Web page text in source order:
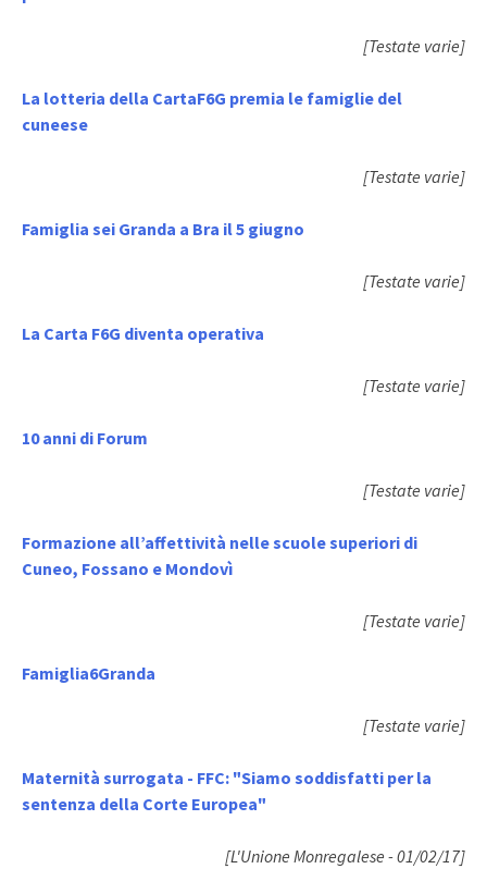
[Testate varie]
La lotteria della CartaF6G premia le famiglie del
cuneese
[Testate varie]
Famiglia sei Granda a Bra il 5 giugno
[Testate varie]
La Carta F6G diventa operativa
[Testate varie]
10 anni di Forum
[Testate varie]
Formazione all’affettività nelle scuole superiori di
Cuneo, Fossano e Mondovì
[Testate varie]
Famiglia6Granda
[Testate varie]
Maternità surrogata - FFC: "Siamo soddisfatti per la
sentenza della Corte Europea"
[L'Unione Monregalese - 01/02/17]